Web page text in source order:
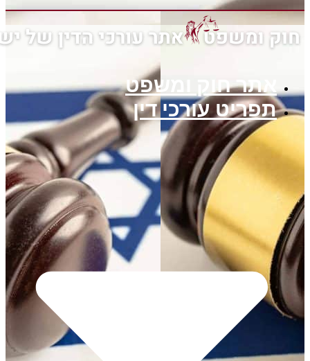
חוק ומשפט
עורכי דין